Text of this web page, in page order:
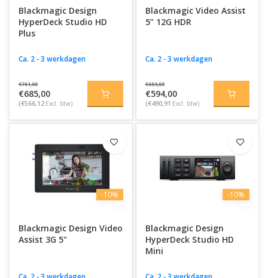
Van compacte recording-oplossingen tot geavanceerde
broadcast recorders: Blackmagic Design levert professionele
opnameapparatuur zoeken voor moderne video- en live
Blackmagic Design
HyperDeck Studio HD
Plus
Ca. 2 - 3 werkdagen
€761,00
€685,00
(€566,12 Excl. btw)
Blackmagic Video Assist
5” 12G HDR
Ca. 2 - 3 werkdagen
€659,00
€594,00
(€490,91 Excl. btw)
-10%
Blackmagic Design Video
Assist 3G 5"
Ca. 2 - 3 werkdagen
-10%
Blackmagic Design
HyperDeck Studio HD
Mini
Ca. 2 - 3 werkdagen